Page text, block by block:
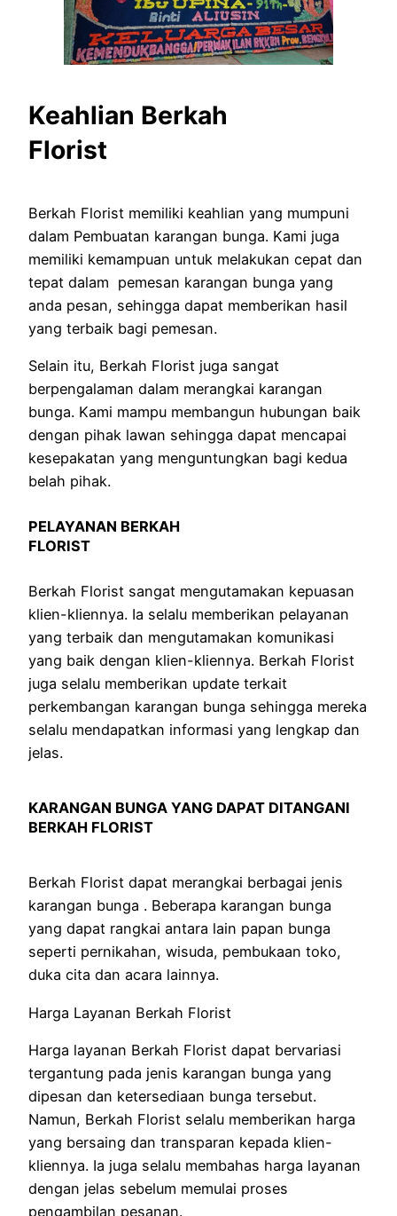
Keahlian Berkah
Florist
Berkah Florist memiliki keahlian yang mumpuni
dalam Pembuatan karangan bunga. Kami juga
memiliki kemampuan untuk melakukan cepat dan
tepat dalam pemesan karangan bunga yang
anda pesan, sehingga dapat memberikan hasil
yang terbaik bagi pemesan.
Selain itu, Berkah Florist juga sangat
berpengalaman dalam merangkai karangan
bunga. Kami mampu membangun hubungan baik
dengan pihak lawan sehingga dapat mencapai
kesepakatan yang menguntungkan bagi kedua
belah pihak.
PELAYANAN BERKAH
FLORIST
Berkah Florist sangat mengutamakan kepuasan
klien-kliennya. Ia selalu memberikan pelayanan
yang terbaik dan mengutamakan komunikasi
yang baik dengan klien-kliennya. Berkah Florist
juga selalu memberikan update terkait
perkembangan karangan bunga sehingga mereka
selalu mendapatkan informasi yang lengkap dan
jelas.
KARANGAN BUNGA YANG DAPAT DITANGANI
BERKAH FLORIST
Berkah Florist dapat merangkai berbagai jenis
karangan bunga . Beberapa karangan bunga
yang dapat rangkai antara lain papan bunga
seperti pernikahan, wisuda, pembukaan toko,
duka cita dan acara lainnya.
Harga Layanan Berkah Florist
Harga layanan Berkah Florist dapat bervariasi
tergantung pada jenis karangan bunga yang
dipesan dan ketersediaan bunga tersebut.
Namun, Berkah Florist selalu memberikan harga
yang bersaing dan transparan kepada klien-
kliennya. Ia juga selalu membahas harga layanan
dengan jelas sebelum memulai proses
pengambilan pesanan.